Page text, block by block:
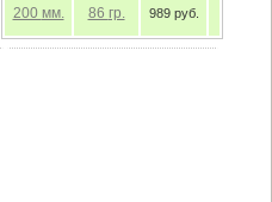
200 мм. 86 гр. 989 руб.